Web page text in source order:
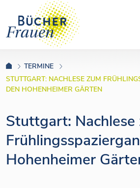
TERMINE
STUTTGART: NACHLESE ZUM
DEN HOHENHEIMER GÄRTEN
Stuttgart: Nachlese
Hohenheimer